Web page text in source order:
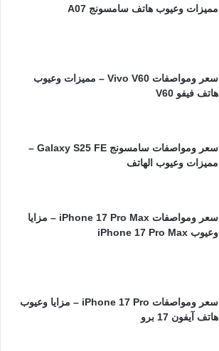
مميزات وعيوب هاتف سامسونج A07
سعر ومواصفات Vivo V60 – مميزات وعيوب
هاتف فيفو V60
سعر ومواصفات سامسونج Galaxy S25 FE –
مميزات وعيوب الهاتف
سعر ومواصفات iPhone 17 Pro Max – مزايا
وعيوب iPhone 17 Pro Max
سعر ومواصفات iPhone 17 Pro – مزايا وعيوب
هاتف آيفون 17 برو